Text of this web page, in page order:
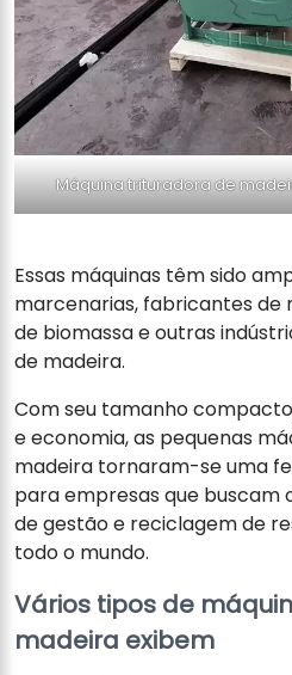
Máquina trituradora de
Essas máquinas têm sido
marcenarias, fabricantes de
de biomassa e outras
de madeira.
Com seu tamanho
e economia, as pequenas
madeira tornaram-se uma
para empresas que buscam
de gestão e reciclagem de
todo o mundo.
Vários tipos de
madeira exibem